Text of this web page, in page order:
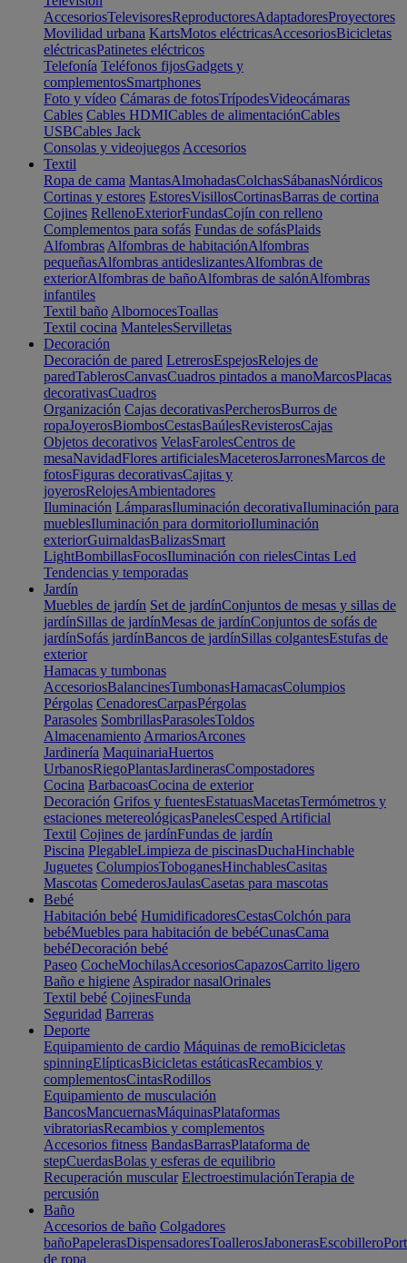
AccesoriosTelevisoresReproductoresAdaptadoresProyectores
Movilidad urbana KartsMotos eléctricasAccesoriosBicicletas
eléctricasPatinetes eléctricos
Telefonía Teléfonos fijosGadgets y
complementosSmartphones
Foto y vídeo Cámaras de fotosTrípodesVideocámaras
Cables Cables HDMICables de alimentaciónCables
USBCables Jack
Consolas y videojuegos Accesorios
Textil
Ropa de cama MantasAlmohadasColchasSábanasNórdicos
Cortinas y estores EstoresVisillosCortinasBarras de cortina
Cojines RellenoExteriorFundasCojín con relleno
Complementos para sofás Fundas de sofásPlaids
Alfombras Alfombras de habitaciónAlfombras
pequeñasAlfombras antideslizantesAlfombras de
exteriorAlfombras de bañoAlfombras de salónAlfombras
infantiles
Textil baño AlbornocesToallas
Textil cocina MantelesServilletas
Decoración
Decoración de pared LetrerosEspejosRelojes de
paredTablerosCanvasCuadros pintados a manoMarcosPlacas
decorativasCuadros
Organización Cajas decorativasPercherosBurros de
ropaJoyerosBiombosCestasBaúlesRevisterosCajas
Objetos decorativos VelasFarolesCentros de
mesaNavidadFlores artificialesMaceterosJarronesMarcos de
fotosFiguras decorativasCajitas y
joyerosRelojesAmbientadores
Iluminación LámparasIluminación decorativaIluminación para
mueblesIluminación para dormitorioIluminación
exteriorGuirnaldasBalizasSmart
LightBombillasFocosIluminación con rielesCintas Led
Tendencias y temporadas
Jardín
Muebles de jardín Set de jardínConjuntos de mesas y sillas de
jardínSillas de jardínMesas de jardínConjuntos de sofás de
jardínSofás jardínBancos de jardínSillas colgantesEstufas de
exterior
Hamacas y tumbonas
AccesoriosBalancinesTumbonasHamacasColumpios
Pérgolas CenadoresCarpasPérgolas
Parasoles SombrillasParasolesToldos
Almacenamiento ArmariosArcones
Jardinería MaquinariaHuertos
UrbanosRiegoPlantasJardinerasCompostadores
Cocina BarbacoasCocina de exterior
Decoración Grifos y fuentesEstatuasMacetasTermómetros y
estaciones metereológicasPanelesCesped Artificial
Textil Cojines de jardínFundas de jardín
Piscina PlegableLimpieza de piscinasDuchaHinchable
Juguetes ColumpiosToboganesHinchablesCasitas
Mascotas ComederosJaulasCasetas para mascotas
Bebé
Habitación bebé HumidificadoresCestasColchón para
bebéMuebles para habitación de bebéCunasCama
bebéDecoración bebé
Paseo CocheMochilasAccesoriosCapazosCarrito ligero
Baño e higiene Aspirador nasalOrinales
Textil bebé CojinesFunda
Seguridad Barreras
Deporte
Equipamiento de cardio Máquinas de remoBicicletas
spinningElípticasBicicletas estáticasRecambios y
complementosCintasRodillos
Equipamiento de musculación
BancosMancuernasMáquinasPlataformas
vibratoriasRecambios y complementos
Accesorios fitness BandasBarrasPlataforma de
stepCuerdasBolas y esferas de equilibrio
Recuperación muscular ElectroestimulaciónTerapia de
percusión
Baño
Accesorios de baño Colgadores
bañoPapelerasDispensadoresToallerosJabonerasEscobillero
de ropa